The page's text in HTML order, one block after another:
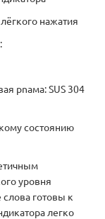
нажатия
рnама: SUS 304
состоянию
уровня
готовы к
легко